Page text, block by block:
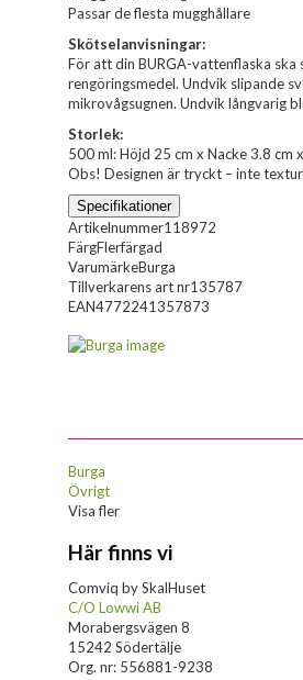
Passar de flesta mugghållare
Skötselanvisningar:
För att din BURGA-vattenflaska
rengöringsmedel. Undvik slipande
mikrovågsugnen. Undvik långvarig
Storlek:
500 ml: Höjd 25 cm x Nacke 3.8 cm
Obs! Designen är tryckt – inte
Specifikationer
Artikelnummer118972
FärgFlerfärgad
VarumärkeBurga
Tillverkarens art nr135787
EAN4772241357873
Burga
Övrigt
Visa fler
Här finns vi
Comviq by SkalHuset
C/O Lowwi AB
Morabergsvägen 8
15242 Södertälje
Org. nr: 556881-9238